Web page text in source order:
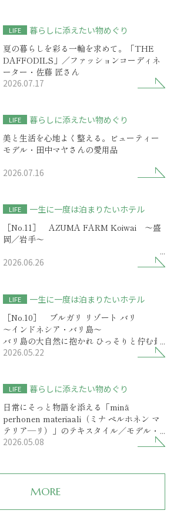
LIFE
暮らしに添えたい物めぐり
夏の暮らしを彩る一輪を求めて。「THE
DAFFODILS」／ファッションコーディネ
ーター・佐藤 匠さん
2026.07.17
LIFE
暮らしに添えたい物めぐり
美と生活を心地よく整える。ビューティー
モデル・田中マヤさんの愛用品
2026.07.16
LIFE
一生に一度は泊まりたいホテル
［No.11］ AZUMA FARM Koiwai ～盛
岡／岩手～
歴史物語を秘めた小岩井農場に
2026.06.26
LIFE
一生に一度は泊まりたいホテル
［No.10］ ブルガリ リゾート バリ
～インドネシア・バリ島～
バリ島の大自然に抱かれ ひっそりと佇む最
高級リゾート
2026.05.22
LIFE
暮らしに添えたい物めぐり
日常にそっと物語を添える「minä
perhonen materiaali（ミナ ペルホネン マ
テリア―リ）」のテキスタイル／モデル・
前田エマさん
2026.05.08
MORE